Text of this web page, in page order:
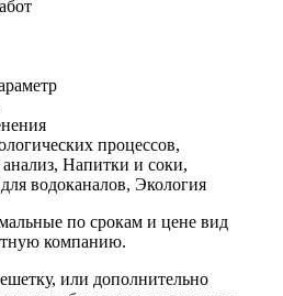
процессов,
Напитки и соки,
водоканалов, Экология
по срокам и цене вид
компанию.
или дополнительно